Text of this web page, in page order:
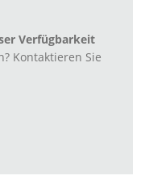
Verfügbarkeit
Kontaktieren Sie